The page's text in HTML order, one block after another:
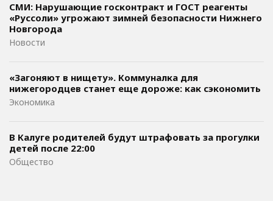
СМИ: Нарушающие госконтракт и ГОСТ реагенты
«Руссоли» угрожают зимней безопасности Нижнего
Новгорода
Новости
«Загоняют в нищету». Коммуналка для
нижегородцев станет еще дороже: как сэкономить
Экономика
В Калуге родителей будут штрафовать за прогулки
детей после 22:00
Общество